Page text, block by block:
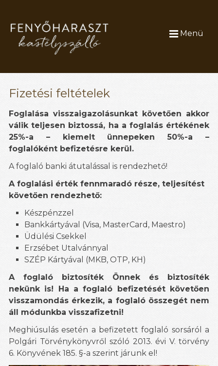
Menü
Fizetési feltételek
Foglalása visszaigazolásunkat követően akkor
válik teljesen biztossá, ha a foglalás értékének
25%-a – kiemelt ünnepeken 50%-a –
foglalóként befizetésre kerül.
A foglaló banki átutalással is rendezhető!
A foglalási érték fennmaradó része, teljesítést
követően rendezhető:
Készpénzzel
Bankkártyával (Visa, MasterCard, Maestro)
Üdülési Csekkel
Erzsébet Utalvánnyal
SZÉP Kártyával (MKB, OTP, KH)
A foglaló biztosíték Önnek és biztosíték
nekünk is! Ha a foglaló befizetését követően
visszamondás érkezik, a foglaló összegét nem
áll módunkba visszafizetni!
Meghiúsulás esetén a befizetett foglaló sorsáról a
Polgári Törvénykönyvről szóló 2013. évi V. törvény
6. Könyvének 185. §-a szerint járunk el!